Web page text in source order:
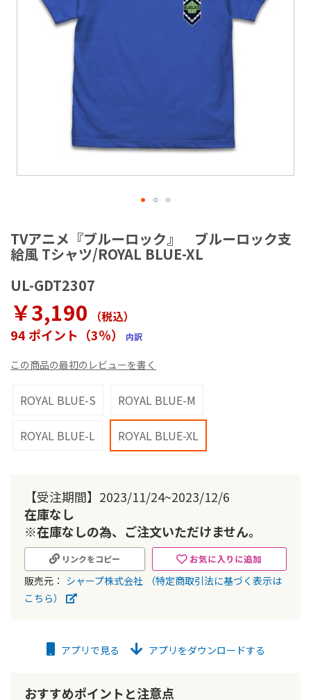
TVアニメ『ブルーロック』 ブルーロック支
給風 Tシャツ/ROYAL BLUE-XL
UL-GDT2307
￥3,190 （税込）
94 ポイント（3％） 内訳
この商品の最初のレビューを書く
ROYAL BLUE-S ROYAL BLUE-M
ROYAL BLUE-L ROYAL BLUE-XL
【受注期間】2023/11/24~2023/12/6
在庫なし
※在庫なしの為、ご注文いただけません。
お気に入りに追加
リンクをコピー
販売元： シャープ株式会社
（特定商取引法に基づく表示は
こちら）
メ
ー
ジ
ャ
リ
ー
の
初
移
る
アプリで見る アプリをダウンロードする
おすすめポイントと注意点